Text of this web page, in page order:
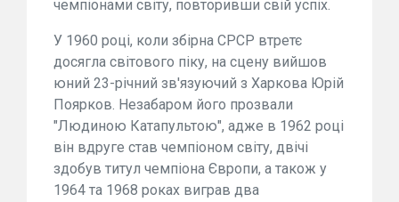
чемпіонами світу, повторивши свій успіх.
У 1960 році, коли збірна СРСР втретє
досягла світового піку, на сцену вийшов
юний 23-річний зв'язуючий з Харкова Юрій
Поярков. Незабаром його прозвали
"Людиною Катапультою", адже в 1962 році
він вдруге став чемпіоном світу, двічі
здобув титул чемпіона Європи, а також у
1964 та 1968 роках виграв два